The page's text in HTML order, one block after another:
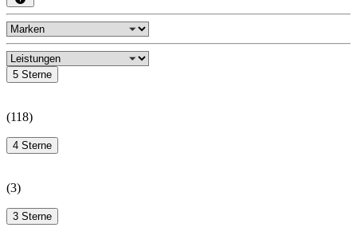
5 Sterne
(118)
4 Sterne
(3)
3 Sterne